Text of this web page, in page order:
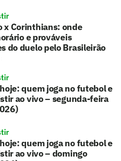
x Corinthians: onde
e prováveis
do duelo pelo Brasileirão
quem joga no futebol e
ao vivo – segunda-feira
quem joga no futebol e
ao vivo – domingo